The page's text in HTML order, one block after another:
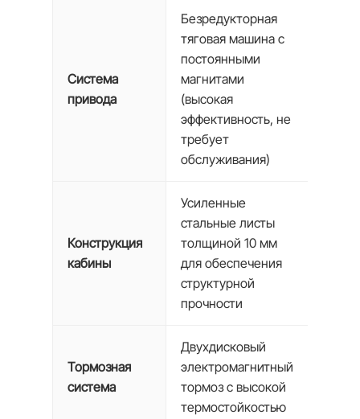
Система
привода
Безредукторная
тяговая машина с
постоянными
магнитами
(высокая
эффективность, не
требует
обслуживания)
Конструкция
кабины
Усиленные
стальные листы
толщиной 10 мм
для обеспечения
структурной
прочности
Тормозная
система
Двухдисковый
электромагнитный
тормоз с высокой
термостойкостью